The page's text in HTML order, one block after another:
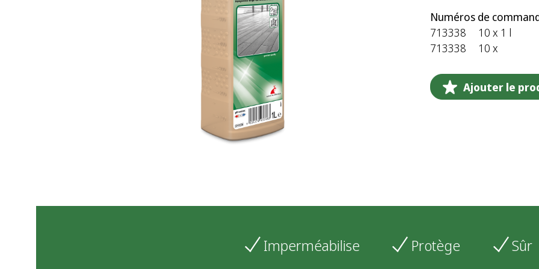
Numéros de
713338
10 x 1 l
713338
10 x
Ajouter le
Imperméabilise Protège Sûr